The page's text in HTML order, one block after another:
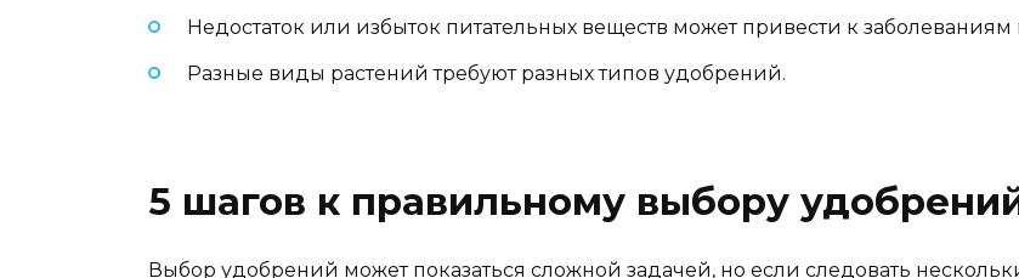
Недостаток или избыток питательных веществ может привести к
Разные виды растений требуют разных типов удобрений.
5 шагов к правильному выбору
Выбор удобрений может показаться сложной задачей, но если следовать